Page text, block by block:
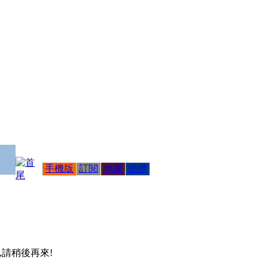
手機版 訂閱 地圖 簡體
稍後再來!